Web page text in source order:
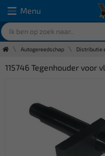
Menu
Autogereedschap Distributie
115746 Tegenhouder voor